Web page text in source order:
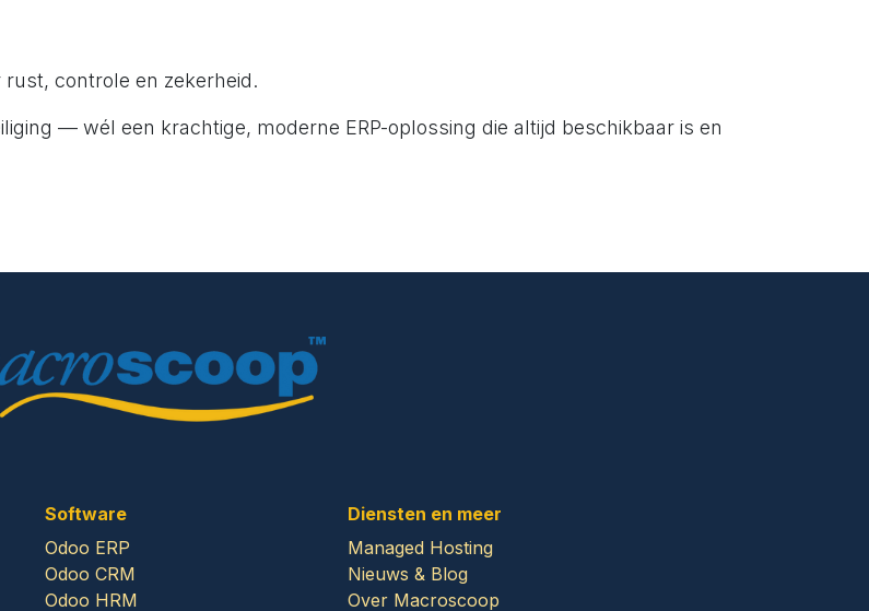
controle en zekerheid.
— wél een krachtige, moderne ERP-oplossing die altijd beschikbaar is en
Diensten en meer
Managed Hosting
Nieuws & Blog
Over Macroscoop
Software
Odoo ERP
Odoo CRM
Odoo HRM